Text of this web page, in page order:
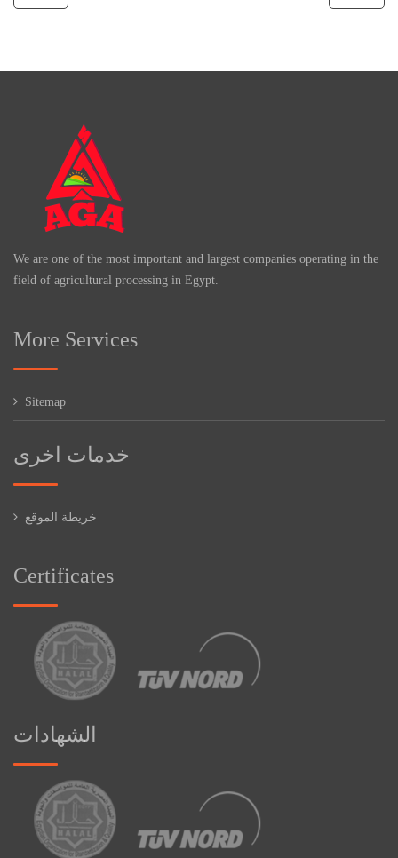
We are one of the most important and largest companies operating in the
field of agricultural processing in Egypt.
More Services
Sitemap
خدمات اخرى
خريطة الموقع
Certificates
الشهادات